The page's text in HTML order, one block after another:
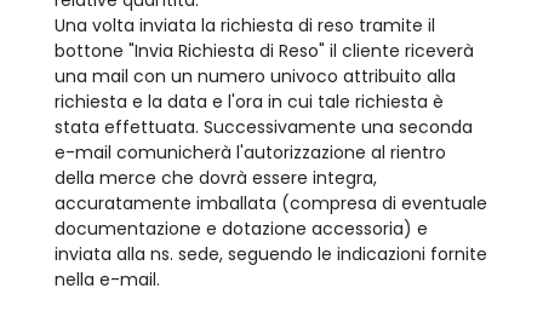
Una volta inviata la richiesta di reso tramite il
bottone "Invia Richiesta di Reso" il cliente riceverà
una mail con un numero univoco attribuito alla
richiesta e la data e l'ora in cui tale richiesta è
stata effettuata. Successivamente una seconda
e-mail comunicherà l'autorizzazione al rientro
della merce che dovrà essere integra,
accuratamente imballata (compresa di eventuale
documentazione e dotazione accessoria) e
inviata alla ns. sede, seguendo le indicazioni fornite
nella e-mail.